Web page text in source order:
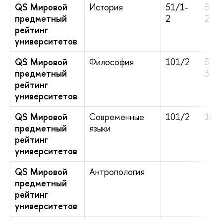
QS Мировой
предметный
рейтинг
университетов
История
51/1-
2
51/
2
QS Мировой
предметный
рейтинг
университетов
Философия 101/2
51/
3
QS Мировой
предметный
рейтинг
университетов
Современные
языки
101/2
QS Мировой
предметный
рейтинг
университетов
Антропология